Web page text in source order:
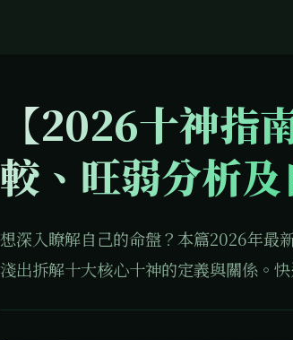
【2026十神指
較、旺弱分析
想深入瞭解自己的命盤？本篇2026年最
淺出拆解十大核心十神的定義與關係。